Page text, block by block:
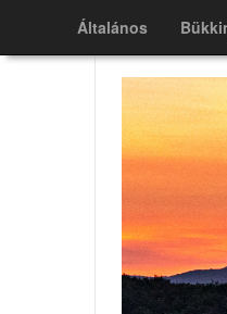
Általános